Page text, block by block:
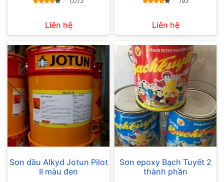
Liên hệ Liên hệ
Sơn dầu Alkyd Jotun Pilot
II màu đen
Sơn epoxy Bạch Tuyết 2
thành phần